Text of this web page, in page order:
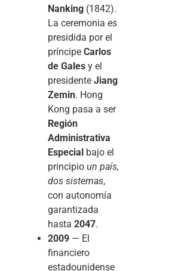
Nanking (1842).
La ceremonia es
presidida por el
príncipe Carlos
de Gales y el
presidente Jiang
Zemin. Hong
Kong pasa a ser
Región
Administrativa
Especial bajo el
principio un país,
dos sistemas,
con autonomía
garantizada
hasta 2047.
2009 — El
financiero
estadounidense